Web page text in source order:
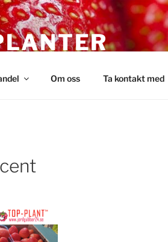
Om oss Ta kontakt med